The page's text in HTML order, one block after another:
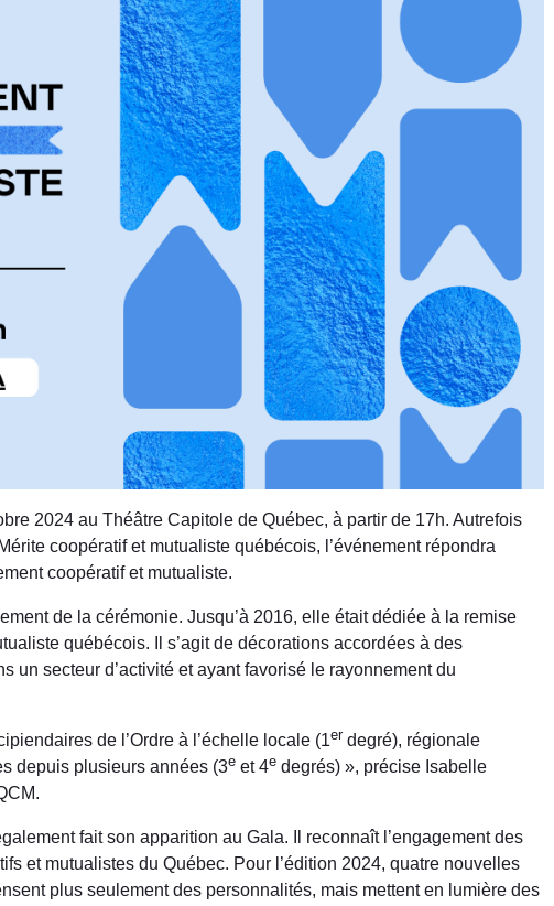
2024 au Théâtre Capitole de Québec, à partir de 17h. Autrefois
coopératif et mutualiste québécois, l’événement répondra
coopératif et mutualiste.
de la cérémonie. Jusqu’à 2016, elle était dédiée à la remise
québécois. Il s’agit de décorations accordées à des
un secteur d’activité et ayant favorisé le rayonnement du
de l’Ordre à l’échelle locale (1er degré), régionale
depuis plusieurs années (3e et 4e degrés) », précise Isabelle
fait son apparition au Gala. Il reconnaît l’engagement des
et mutualistes du Québec. Pour l’édition 2024, quatre nouvelles
plus seulement des personnalités, mais mettent en lumière des